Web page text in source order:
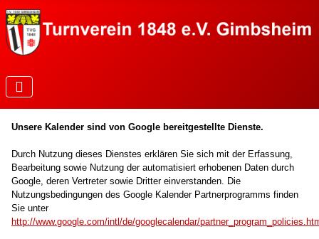
Unsere Kalender sind von Google bereitgestellte Dienste.
Durch Nutzung dieses Dienstes erklären Sie sich mit der Erfassung,
Bearbeitung sowie Nutzung der automatisiert erhobenen Daten durch
Google, deren Vertreter sowie Dritter einverstanden.
Die
Nutzungsbedingungen des Google Kalender Partnerprogramms finden
Sie unter
http://www.google.com/intl/de/googlecalendar/